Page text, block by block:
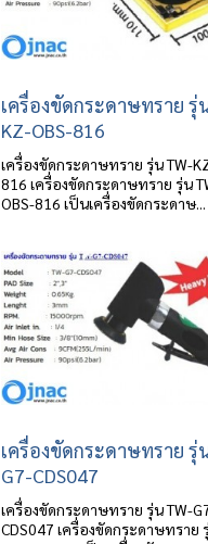
เครื่องขัดกระดาษทราย รุ่
KZ-OBS-816
เครื่องขัดกระดาษทราย รุ่น TW-
816 เครื่องขัดกระดาษทราย รุ่น
OBS-816 เป็นเครื่องขัดกระดาษ...
เครื่องขัดกระดาษทราย รุ่
G7-CDS047
เครื่องขัดกระดาษทราย รุ่น TW-
CDS047 เครื่องขัดกระดาษทราย